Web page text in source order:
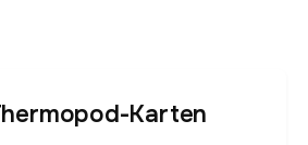
Karten